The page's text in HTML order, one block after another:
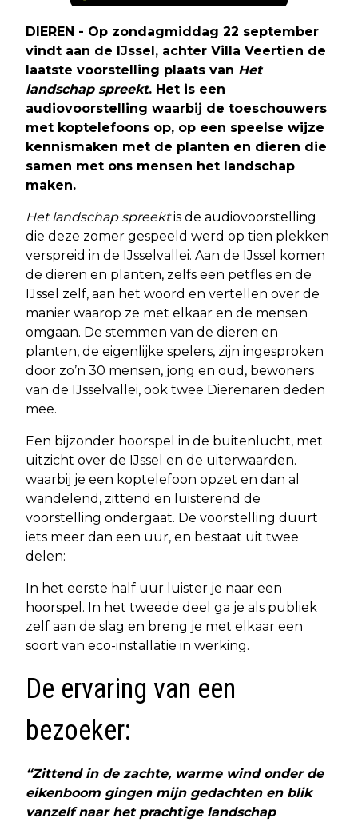
DIEREN - Op zondagmiddag 22 september
vindt aan de IJssel, achter Villa Veertien de
laatste voorstelling plaats van Het
landschap spreekt. Het is een
audiovoorstelling waarbij de toeschouwers
met koptelefoons op, op een speelse wijze
kennismaken met de planten en dieren die
samen met ons mensen het landschap
maken.
Het landschap spreektis de audiovoorstelling
die deze zomer gespeeld werd op tien plekken
verspreid in de IJsselvallei. Aan de IJssel komen
de dieren en planten, zelfs een petfles en de
IJssel zelf, aan het woord en vertellen over de
manier waarop ze met elkaar en de mensen
omgaan. De stemmen van de dieren en
planten, de eigenlijke spelers, zijn ingesproken
door zo’n 30 mensen, jong en oud, bewoners
van de IJsselvallei, ook twee Dierenaren deden
mee.
Een bijzonder hoorspel in de buitenlucht, met
uitzicht over de IJssel en de uiterwaarden.
waarbij je een koptelefoon opzet en dan al
wandelend, zittend en luisterend de
voorstelling ondergaat. De voorstelling duurt
iets meer dan een uur, en bestaat uit twee
delen:
In het eerste half uur luister je naar een
hoorspel. In het tweede deel ga je als publiek
zelf aan de slag en breng je met elkaar een
soort van eco-installatie in werking.
De ervaring van een
bezoeker:
“Zittend in de zachte, warme wind onder de
eikenboom gingen mijn gedachten en blik
vanzelf naar het prachtige landschap